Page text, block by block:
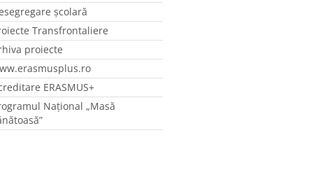
școlară
Transfrontaliere
proiecte
ERASMUS+
Național „Masă